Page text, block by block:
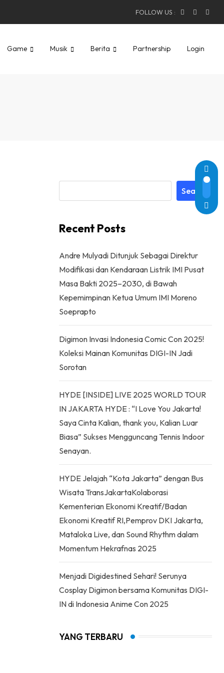
FOLLOW US :
Game Musik Berita Partnership Login
Search
Recent Posts
Andre Mulyadi Ditunjuk Sebagai Direktur
Modifikasi dan Kendaraan Listrik IMI Pusat
Masa Bakti 2025–2030, di Bawah
Kepemimpinan Ketua Umum IMI Moreno
Soeprapto
Digimon Invasi Indonesia Comic Con 2025!
Koleksi Mainan Komunitas DIGI-IN Jadi
Sorotan
HYDE [INSIDE] LIVE 2025 WORLD TOUR
IN JAKARTA HYDE : “I Love You Jakarta!
Saya Cinta Kalian, thank you, Kalian Luar
Biasa” Sukses Mengguncang Tennis Indoor
Senayan.
HYDE Jelajah “Kota Jakarta” dengan Bus
Wisata TransJakartaKolaborasi
Kementerian Ekonomi Kreatif/Badan
Ekonomi Kreatif RI,Pemprov DKI Jakarta,
Mataloka Live, dan Sound Rhythm dalam
Momentum Hekrafnas 2025
Menjadi Digidestined Sehari! Serunya
Cosplay Digimon bersama Komunitas DIGI-
IN di Indonesia Anime Con 2025
YANG TERBARU